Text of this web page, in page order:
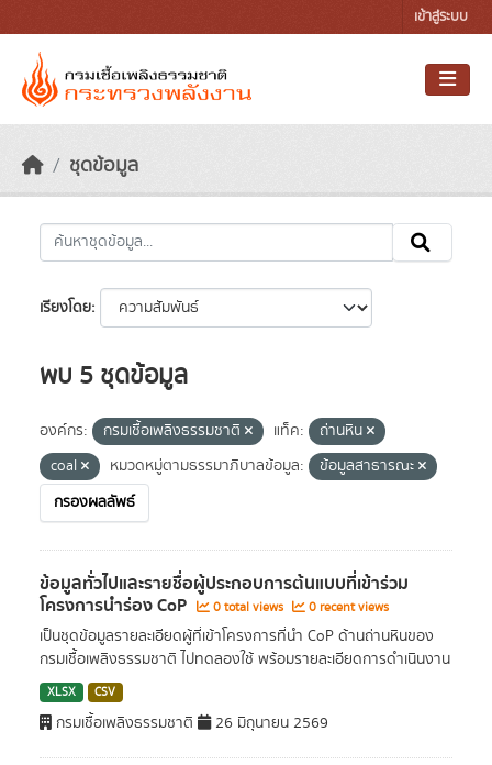
เข้าสู่ระบบ
ชุดข้อมูล
เรียงโดย
พบ 5 ชุดข้อมูล
องค์กร: กรมเชื้อเพลิงธรรมชาติ แท็ค:
ถ่านหิน
coal
หมวดหมู่ตามธรรมาภิบาลข้อมูล:
ข้อมูลสาธารณะ
กรองผลลัพธ์
ข้อมูลทั่วไปและรายชื่อผู้ประกอบการต้นแบบที่เข้าร่วม
โครงการนำร่อง CoP 0 total views 0 recent views
เป็นชุดข้อมูลรายละเอียดผู้ที่เข้าโครงการที่นำ CoP ด้านถ่านหินของ
กรมเชื้อเพลิงธรรมชาติ ไปทดลองใช้ พร้อมรายละเอียดการดำเนินงาน
XLSX CSV
กรมเชื้อเพลิงธรรมชาติ 26 มิถุนายน 2569